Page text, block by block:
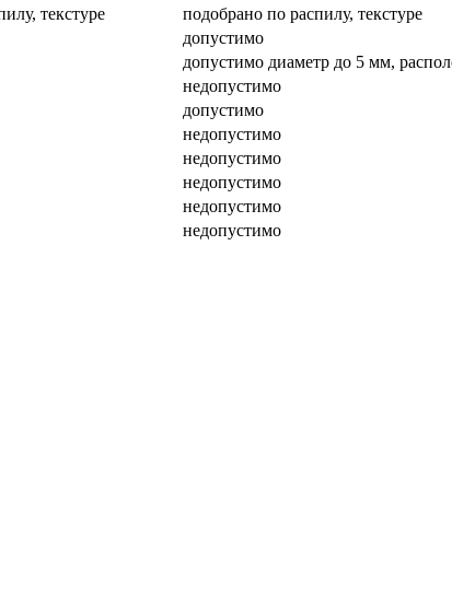
текстуре
подобрано по распилу, текстуре
допустимо
допустимо диаметр до 5 мм,
недопустимо
допустимо
недопустимо
недопустимо
недопустимо
недопустимо
недопустимо